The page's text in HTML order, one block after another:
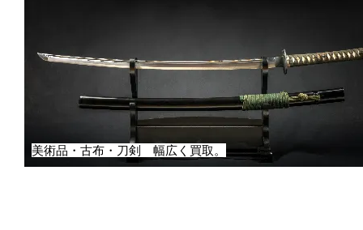
美術品・古布・刀剣 幅広く買取。